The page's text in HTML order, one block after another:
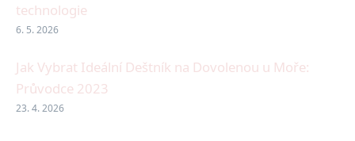
technologie
6. 5. 2026
Jak Vybrat Ideální Deštník na Dovolenou u Moře:
Průvodce 2023
23. 4. 2026